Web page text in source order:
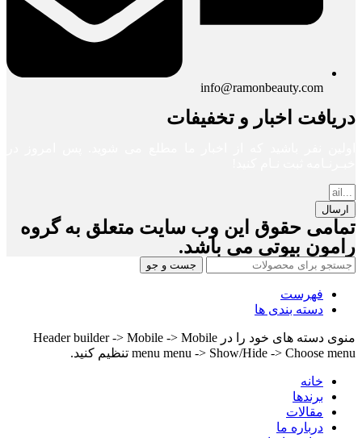
info@ramonbeauty.com
دریافت اخبار و تخفیفات
ارسال
تمامی حقوق این وب سایت متعلق به گروه
رامون بیوتی می باشد.
جست و جو
فهرست
دسته بندی ها
منوی دسته های خود را در Header builder -> Mobile -> Mobile
menu menu -> Show/Hide -> Choose menu تنظیم کنید.
خانه
برندها
مقالات
درباره ما